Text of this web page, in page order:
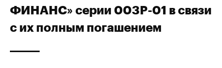
ФИНАНС» серии 003Р-01 в связи
с их полным погашением